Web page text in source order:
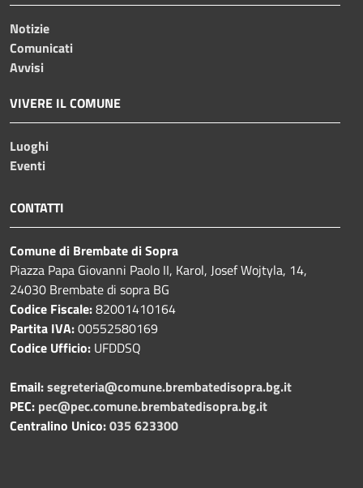
Notizie
Comunicati
Avvisi
VIVERE IL COMUNE
Luoghi
Eventi
CONTATTI
Comune di Brembate di Sopra
Piazza Papa Giovanni Paolo II, Karol, Josef Wojtyla, 14,
24030 Brembate di sopra BG
Codice Fiscale:82001410164
Partita IVA:00552580169
Codice Ufficio: UFDDSQ
Email:segreteria@comune.brembatedisopra.bg.it
PEC: pec@pec.comune.brembatedisopra.bg.it
Centralino Unico:035 623300